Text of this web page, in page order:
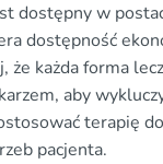
dostępny w
dostępność
że każda forma
aby
terapię do
pacjenta.